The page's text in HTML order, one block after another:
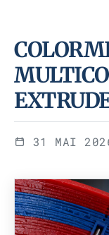
31 MAI